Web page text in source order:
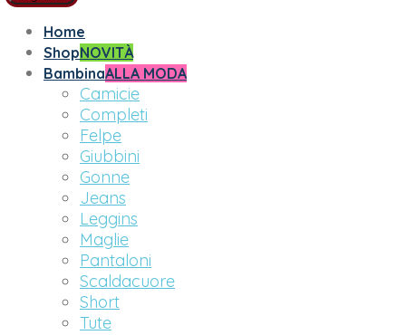
Home
ShopNOVITÀ
BambinaALLA MODA
Camicie
Completi
Felpe
Giubbini
Gonne
Jeans
Leggins
Maglie
Pantaloni
Scaldacuore
Short
Tute